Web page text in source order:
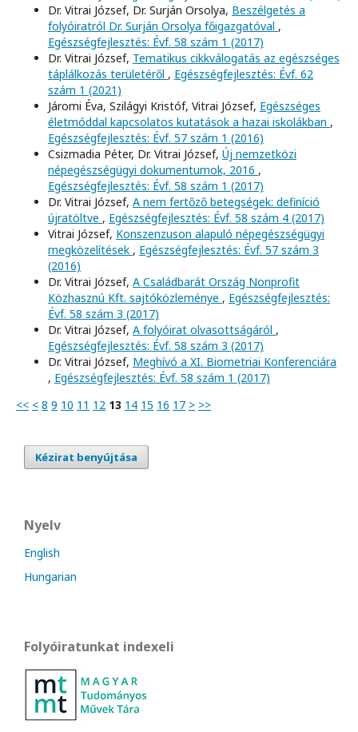
Dr. Vitrai József, Dr. Surján Orsolya, Beszélgetés a
folyóiratról Dr. Surján Orsolya főigazgatóval ,
Egészségfejlesztés: Évf. 58 szám 1 (2017)
Dr. Vitrai József, Tematikus cikkválogatás az egészséges
táplálkozás területéről , Egészségfejlesztés: Évf. 62
szám 1 (2021)
Járomi Éva, Szilágyi Kristóf, Vitrai József, Egészséges
életmóddal kapcsolatos kutatások a hazai iskolákban ,
Egészségfejlesztés: Évf. 57 szám 1 (2016)
Csizmadia Péter, Dr. Vitrai József, Új nemzetközi
népegészségügyi dokumentumok, 2016 ,
Egészségfejlesztés: Évf. 58 szám 1 (2017)
Dr. Vitrai József, A nem fertőző betegségek: definíció
újratöltve , Egészségfejlesztés: Évf. 58 szám 4 (2017)
Vitrai József, Konszenzuson alapuló népegészségügyi
megközelítések , Egészségfejlesztés: Évf. 57 szám 3
(2016)
Dr. Vitrai József, A Családbarát Ország Nonprofit
Közhasznú Kft. sajtóközleménye , Egészségfejlesztés:
Évf. 58 szám 3 (2017)
Dr. Vitrai József, A folyóirat olvasottságáról ,
Egészségfejlesztés: Évf. 58 szám 3 (2017)
Dr. Vitrai József, Meghívó a XI. Biometriai Konferenciára
, Egészségfejlesztés: Évf. 58 szám 1 (2017)
<< < 8 9 10 11 12 13 14 15 16 17 > >>
Kézirat benyújtása
Nyelv
English
Hungarian
Folyóiratunkat indexeli